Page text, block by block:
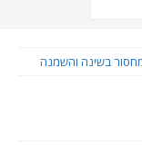
בשינה והשמנה